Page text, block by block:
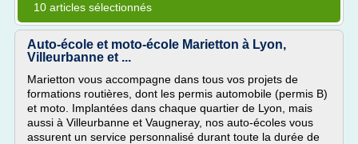
10 articles sélectionnés
Auto-école et moto-école Marietton à Lyon,
Villeurbanne et ...
Marietton vous accompagne dans tous vos projets de
formations routières, dont les permis automobile (permis B)
et moto. Implantées dans chaque quartier de Lyon, mais
aussi à Villeurbanne et Vaugneray, nos auto-écoles vous
assurent un service personnalisé durant toute la durée de